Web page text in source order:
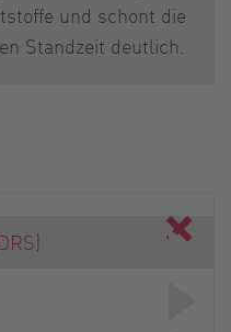
und schont die
Standzeit deutlich.